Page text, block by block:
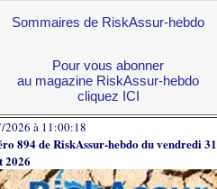
Sommaires de RiskAssur-hebdo
Pour vous abonner
au magazine RiskAssur-hebdo
cliquez ICI
2026 à 11:00:18
894 de RiskAssur-hebdo du vendredi 31
2026